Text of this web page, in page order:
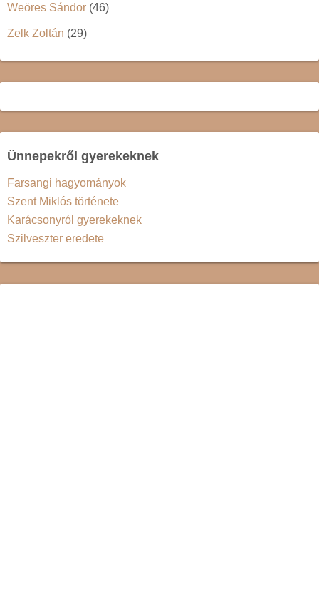
Weöres Sándor (46)
Zelk Zoltán (29)
Ünnepekről gyerekeknek
Farsangi hagyományok
Szent Miklós története
Karácsonyról gyerekeknek
Szilveszter eredete